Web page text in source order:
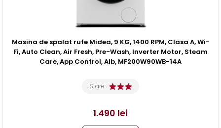
Masina de spalat rufe Midea, 9 KG, 1400 RPM, Clasa A, Wi-
Fi, Auto Clean, Air Fresh, Pre-Wash, Inverter Motor, Steam
Care, App Control, Alb, MF200W90WB-14A
Stare:
1.490 lei